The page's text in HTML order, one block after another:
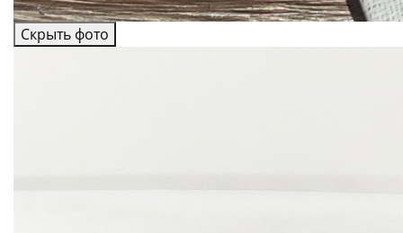
Скрыть фото